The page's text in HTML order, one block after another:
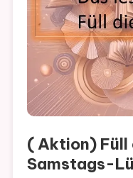
( Aktion) Füll
Samstags-